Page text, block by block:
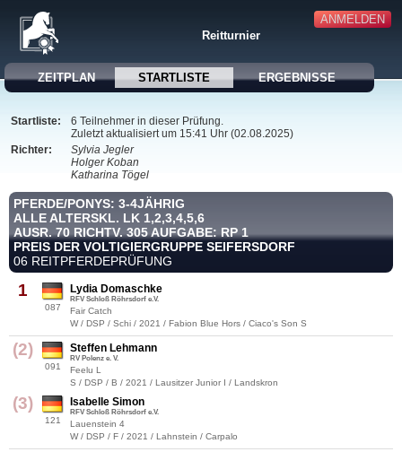
ANMELDEN
Reitturnier
ZEITPLAN STARTLISTE ERGEBNISSE
Startliste:
6 Teilnehmer in dieser Prüfung.
Zuletzt aktualisiert um 15:41 Uhr (02.08.2025)
Richter:
Sylvia Jegler
Holger Koban
Katharina Tögel
PFERDE/PONYS: 3-4JÄHRIG
ALLE ALTERSKL. LK 1,2,3,4,5,6
AUSR. 70 RICHTV. 305 AUFGABE: RP 1
PREIS DER VOLTIGIERGRUPPE SEIFERSDORF
06 REITPFERDEPRÜFUNG
1
087
Lydia Domaschke
RFV Schloß Röhrsdorf e.V.
Fair Catch
W / DSP / Schi / 2021 / Fabion Blue Hors / Ciaco's Son S
(2)
091
Steffen Lehmann
RV Polenz e. V.
Feelu L
S / DSP / B / 2021 / Lausitzer Junior I / Landskron
(3)
121
Isabelle Simon
RFV Schloß Röhrsdorf e.V.
Lauenstein 4
W / DSP / F / 2021 / Lahnstein / Carpalo